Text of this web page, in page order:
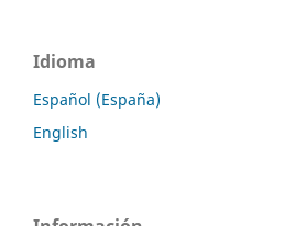
Idioma
Español (España)
English